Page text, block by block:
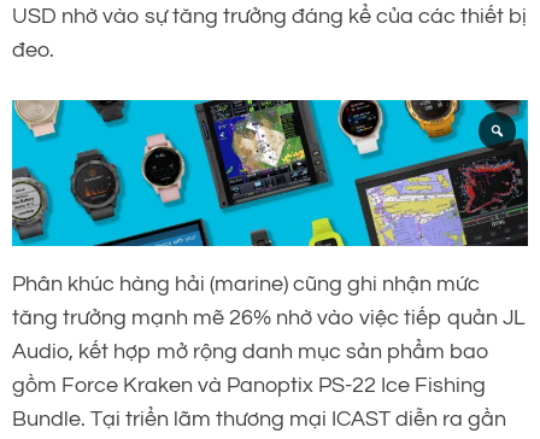
USD nhờ vào sự tăng trưởng đáng kể của các thiết bị
đeo.
Phân khúc hàng hải (marine) cũng ghi nhận mức
tăng trưởng mạnh mẽ 26% nhờ vào việc tiếp quản JL
Audio, kết hợp mở rộng danh mục sản phẩm bao
gồm Force Kraken và Panoptix PS-22 Ice Fishing
Bundle. Tại triển lãm thương mại ICAST diễn ra gần